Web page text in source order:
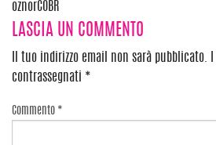
Navigazione
articoli
oznorCOBR
LASCIA UN COMMENTO
Il tuo indirizzo email non sarà pubblicato.
contrassegnati *
Commento *